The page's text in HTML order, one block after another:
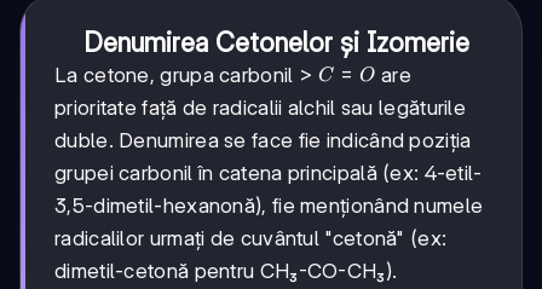
Denumirea Cetonelor și Izomerie
La cetone, grupa carbonil >C=O
> C = O are
prioritate față de radicalii alchil sau legăturile
duble. Denumirea se face fie indicând poziția
grupei carbonil în catena principală (ex: 4-etil-
3,5-dimetil-hexanonă), fie menționând numele
radicalilor urmați de cuvântul "cetonă" (ex:
dimetil-cetonă pentru CH₃-CO-CH₃).